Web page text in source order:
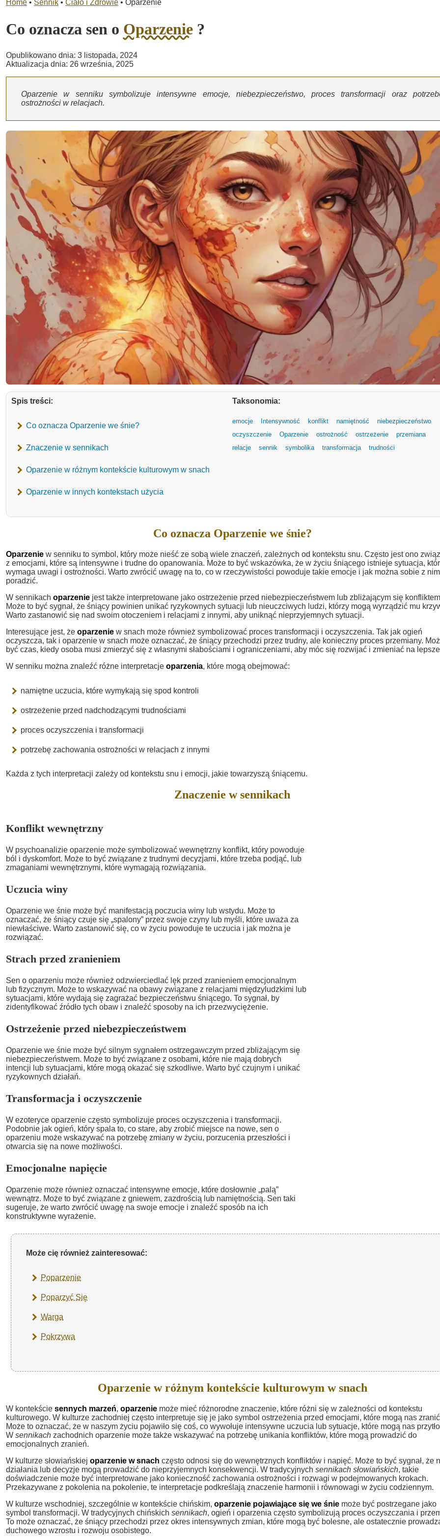
Home • Sennik • Ciało i Zdrowie • Oparzenie
Co oznacza sen o Oparzenie ?
Opublikowano dnia: 3 listopada, 2024
Aktualizacja dnia: 26 września, 2025
Oparzenie w senniku symbolizuje intensywne emocje, niebezpieczeństwo, proces transformacji oraz
ostrożności w relacjach.
Spis treści:
Co oznacza Oparzenie we śnie?
Znaczenie w sennikach
Oparzenie w różnym kontekście kulturowym w snach
Oparzenie w innych kontekstach użycia
Taksonomia:
emocje Intensywność konflikt namiętność
niebezpieczeństwo
oczyszczenie
Oparzenie ostrożność ostrzeżenie
przemiana
relacje
sennik symbolika transformacja trudności
Co oznacza Oparzenie we śnie?
Oparzenie w senniku to symbol, który może nieść ze sobą wiele znaczeń, zależnych od kontekstu snu. Często jest ono
z emocjami, które są intensywne i trudne do opanowania. Może to być wskazówka, że w życiu śniącego istnieje sytuacja,
wymaga uwagi i ostrożności. Warto zwrócić uwagę na to, co w rzeczywistości powoduje takie emocje i jak można sobie z
poradzić.
W sennikach oparzenie jest także interpretowane jako ostrzeżenie przed niebezpieczeństwem lub zbliżającym się
Może to być sygnał, że śniący powinien unikać ryzykownych sytuacji lub nieuczciwych ludzi, którzy mogą wyrządzić mu
Warto zastanowić się nad swoim otoczeniem i relacjami z innymi, aby uniknąć nieprzyjemnych sytuacji.
Interesujące jest, że oparzenie w snach może również symbolizować proces transformacji i oczyszczenia. Tak jak ogień
oczyszcza, tak i oparzenie w snach może oznaczać, że śniący przechodzi przez trudny, ale konieczny proces przemiany.
być czas, kiedy osoba musi zmierzyć się z własnymi słabościami i ograniczeniami, aby móc się rozwijać i zmieniać na
W senniku można znaleźć różne interpretacje oparzenia, które mogą obejmować:
namiętne uczucia, które wymykają się spod kontroli
ostrzeżenie przed nadchodzącymi trudnościami
proces oczyszczenia i transformacji
potrzebę zachowania ostrożności w relacjach z innymi
Każda z tych interpretacji zależy od kontekstu snu i emocji, jakie towarzyszą śniącemu.
Znaczenie w sennikach
Konflikt wewnętrzny
W psychoanalizie oparzenie może symbolizować wewnętrzny konflikt, który powoduje
ból i dyskomfort. Może to być związane z trudnymi decyzjami, które trzeba podjąć, lub
zmaganiami wewnętrznymi, które wymagają rozwiązania.
Uczucia winy
Oparzenie we śnie może być manifestacją poczucia winy lub wstydu. Może to
oznaczać, że śniący czuje się „spalony” przez swoje czyny lub myśli, które uważa za
niewłaściwe. Warto zastanowić się, co w życiu powoduje te uczucia i jak można je
rozwiązać.
Strach przed zranieniem
Sen o oparzeniu może również odzwierciedlać lęk przed zranieniem emocjonalnym
lub fizycznym. Może to wskazywać na obawy związane z relacjami międzyludzkimi lub
sytuacjami, które wydają się zagrażać bezpieczeństwu śniącego. To sygnał, by
zidentyfikować źródło tych obaw i znaleźć sposoby na ich przezwyciężenie.
Ostrzeżenie przed niebezpieczeństwem
Oparzenie we śnie może być silnym sygnałem ostrzegawczym przed zbliżającym się
niebezpieczeństwem. Może to być związane z osobami, które nie mają dobrych
intencji lub sytuacjami, które mogą okazać się szkodliwe. Warto być czujnym i unikać
ryzykownych działań.
Transformacja i oczyszczenie
W ezoteryce oparzenie często symbolizuje proces oczyszczenia i transformacji.
Podobnie jak ogień, który spala to, co stare, aby zrobić miejsce na nowe, sen o
oparzeniu może wskazywać na potrzebę zmiany w życiu, porzucenia przeszłości i
otwarcia się na nowe możliwości.
Emocjonalne napięcie
Oparzenie może również oznaczać intensywne emocje, które dosłownie „palą”
wewnątrz. Może to być związane z gniewem, zazdrością lub namiętnością. Sen taki
sugeruje, że warto zwrócić uwagę na swoje emocje i znaleźć sposób na ich
konstruktywne wyrażenie.
Może cię również zainteresować:
Poparzenie
Poparzyć Się
Warga
Pokrzywa
Oparzenie w różnym kontekście kulturowym w snach
W kontekście sennych marzeń, oparzenie może mieć różnorodne znaczenie, które różni się w zależności od kontekstu
kulturowego. W kulturze zachodniej często interpretuje się je jako symbol ostrzeżenia przed emocjami, które mogą nas
Może to oznaczać, że w naszym życiu pojawiło się coś, co wywołuje intensywne uczucia lub sytuacje, które mogą nas
W sennikach zachodnich oparzenie może także wskazywać na potrzebę unikania konfliktów, które mogą prowadzić do
emocjonalnych zranień.
W kulturze słowiańskiej oparzenie w snach często odnosi się do wewnętrznych konfliktów i napięć. Może to być sygnał, że
działania lub decyzje mogą prowadzić do nieprzyjemnych konsekwencji. W tradycyjnych sennikach słowiańskich, takie
doświadczenie może być interpretowane jako konieczność zachowania ostrożności i rozwagi w podejmowanych krokach.
Przekazywane z pokolenia na pokolenie, te interpretacje podkreślają znaczenie harmonii i równowagi w życiu codziennym.
W kulturze wschodniej, szczególnie w kontekście chińskim, oparzenie pojawiające się we śnie może być postrzegane jako
symbol transformacji. W tradycyjnych chińskich sennikach, ogień i oparzenia często symbolizują proces oczyszczania i
To może oznaczać, że śniący przechodzi przez okres intensywnych zmian, które mogą być bolesne, ale ostatecznie
duchowego wzrostu i rozwoju osobistego.